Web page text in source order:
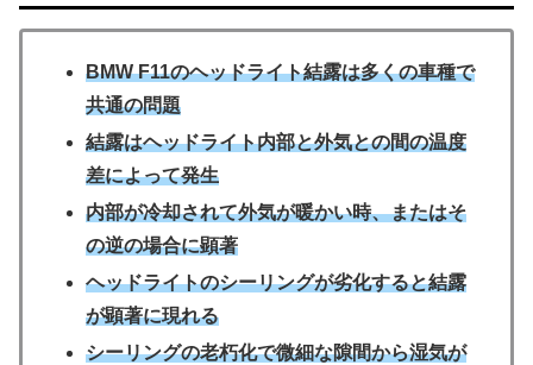
BMW F11のヘッドライト結露は多くの車種で
共通の問題
結露はヘッドライト内部と外気との間の温度
差によって発生
内部が冷却されて外気が暖かい時、またはそ
の逆の場合に顕著
ヘッドライトのシーリングが劣化すると結露
が顕著に現れる
シーリングの老朽化で微細な隙間から湿気が